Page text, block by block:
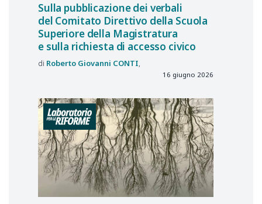
Sulla pubblicazione dei verbali
del Comitato Direttivo della Scuola
Superiore della Magistratura
e sulla richiesta di accesso civico
Roberto Giovanni CONTI
16 giugno 2026